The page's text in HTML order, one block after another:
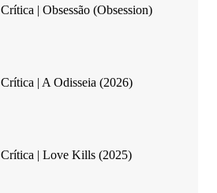
Crítica | Obsessão (Obsession)
Crítica | A Odisseia (2026)
Crítica | Love Kills (2025)